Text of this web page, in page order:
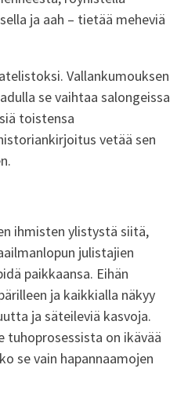
ja aah – tietää meheviä
Vallankumouksen
se vaihtaa salongeissa
toistensa
vetää sen
ihmisten ylistystä siitä,
julistajien
paikkaansa. Eihän
ja kaikkialla näkyy
ja säteileviä kasvoja.
tuhoprosessista on ikävää
se vain hapannaamojen